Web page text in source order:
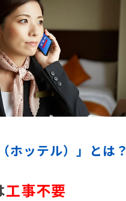
ホッテル）」とは？
工事不要